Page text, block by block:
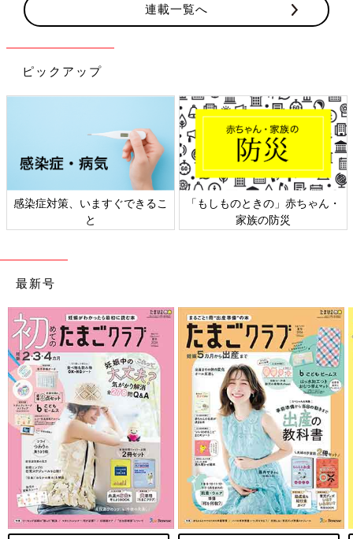
連載一覧へ
ピックアップ
きの」赤ちゃん・
日本外来小児科学会リーフレッ
六星占術 細
最新号